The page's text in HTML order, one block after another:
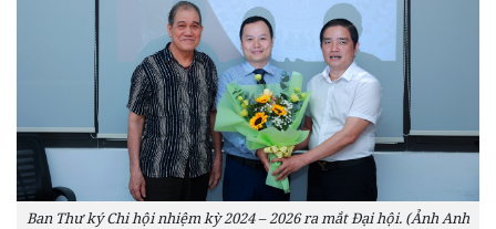
Ban Thư ký Chi hội nhiệm kỳ 2024 – 2026 ra mắt Đại hội. (Ảnh Anh